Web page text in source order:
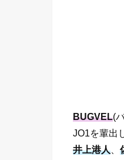
BUGVEL(
JO1を輩出
井上港人